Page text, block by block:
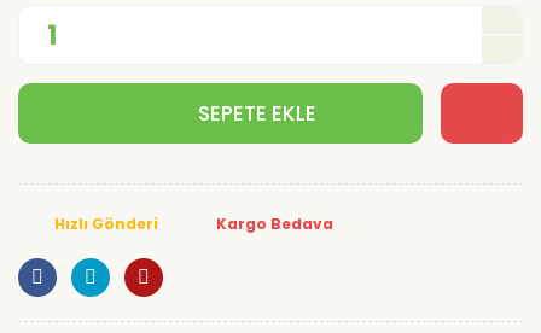
SEPETE EKLE
Hızlı Gönderi Kargo Bedava